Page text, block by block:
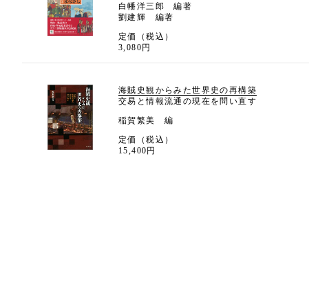
白幡洋三郎 編著
劉建輝 編著
定価（税込）
3,080円
海賊史観からみた世界史の再構築
交易と情報流通の現在を問い直す
稲賀繁美 編
定価（税込）
15,400円